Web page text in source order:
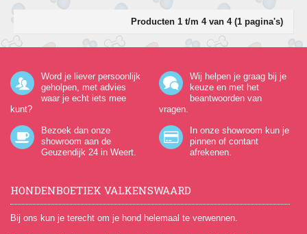
Producten 1 t/m 4 van 4 (1 pagina's)
Word je liever persoonlijk
geholpen, met advies
waar je echt iets mee
kunt?
Wij helpen je graag bij je
keuze en met het
beantwoorden van
vragen.
Bezoek dan onze
showroom aan de
Geuzendijk 24 in Weert.
In onze showroom kun je
pinnen of contant
afrekenen.
HONDENBOETIEK VALKENSWAARD
Bij ons kun je terecht om je hond helemaal te verwennen.